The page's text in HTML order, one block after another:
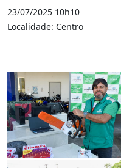
23/07/2025 10h10
Localidade: Centro